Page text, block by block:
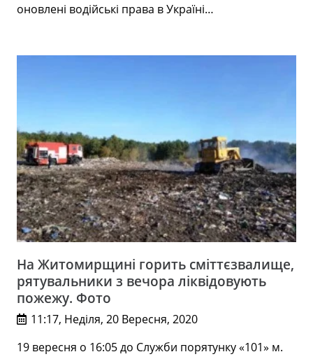
оновлені водійські права в Україні…
На Житомирщині горить сміттєзвалище,
рятувальники з вечора ліквідовують
пожежу. Фото
11:17, Неділя, 20 Вересня, 2020
19 вересня о 16:05 до Служби порятунку «101» м.